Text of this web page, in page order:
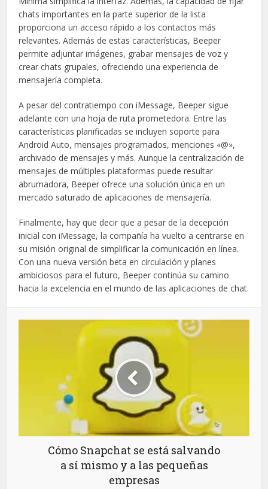
chats importantes en la parte superior de la lista
proporciona un acceso rápido a los contactos más
relevantes. Además de estas características, Beeper
permite adjuntar imágenes, grabar mensajes de voz y
crear chats grupales, ofreciendo una experiencia de
mensajería completa.
A pesar del contratiempo con iMessage, Beeper sigue
adelante con una hoja de ruta prometedora. Entre las
características planificadas se incluyen soporte para
Android Auto, mensajes programados, menciones «@»,
archivado de mensajes y más. Aunque la centralización de
mensajes de múltiples plataformas puede resultar
abrumadora, Beeper ofrece una solución única en un
mercado saturado de aplicaciones de mensajería.
Finalmente, hay que decir que a pesar de la decepción
inicial con iMessage, la compañía ha vuelto a centrarse en
su misión original de simplificar la comunicación en línea.
Con una nueva versión beta en circulación y planes
ambiciosos para el futuro, Beeper continúa su camino
hacia la excelencia en el mundo de las aplicaciones de chat.
Cómo Snapchat se está salvando
a sí mismo y a las pequeñas
empresas